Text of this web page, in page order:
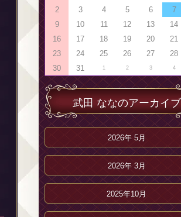
2
3 4 5 6 7
9
10 11 12 13 14
16
17 18 19 20 21
23
24 25 26 27 28
30
31 1 2 3 4
武田 ななのアーカイブ
2026年 5月
2026年 3月
2025年10月